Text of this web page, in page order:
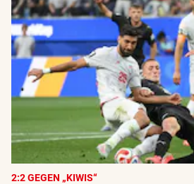
2:2 GEGEN „KIWIS“